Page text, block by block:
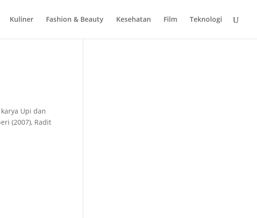
Kuliner Fashion & Beauty Kesehatan Film Teknologi
Upi dan
(2007), Radit